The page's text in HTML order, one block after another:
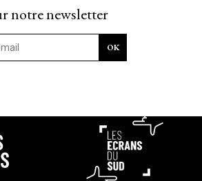
notre newsletter